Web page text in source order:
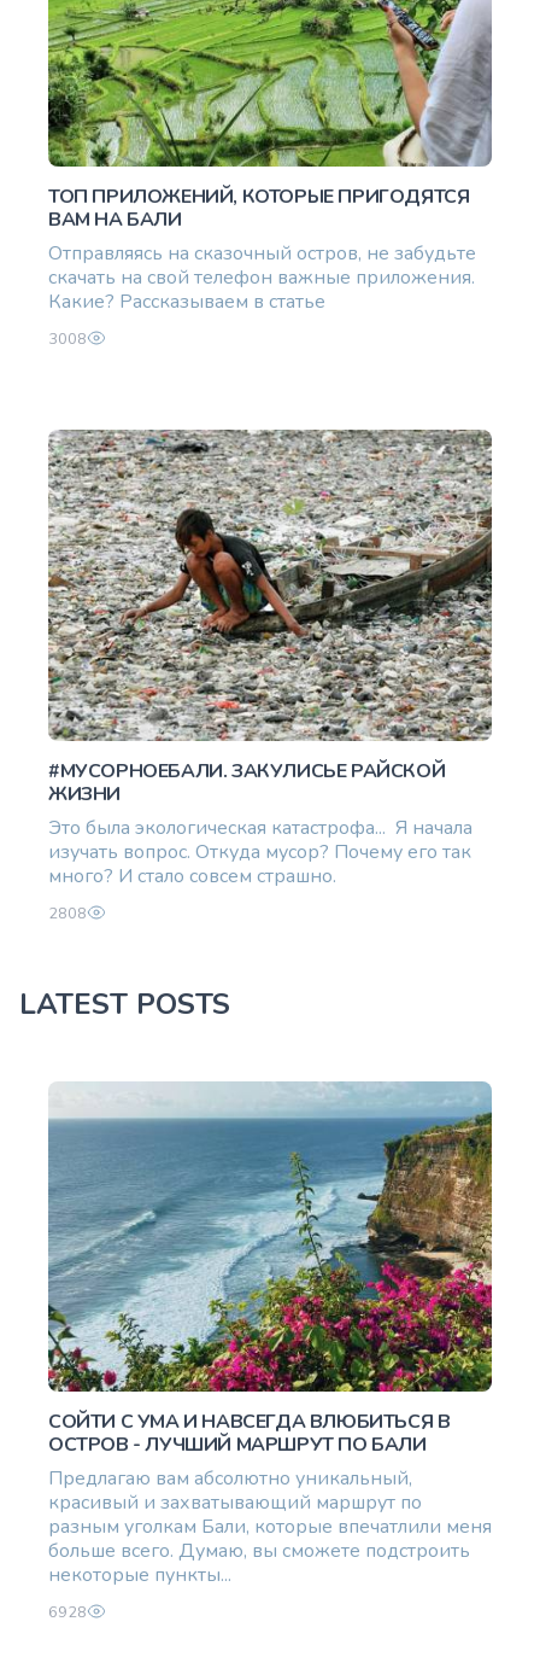
ТОП ПРИЛОЖЕНИЙ, КОТОРЫЕ ПРИГОДЯТСЯ
ВАМ НА БАЛИ
Отправляясь на сказочный остров, не забудьте
скачать на свой телефон важные приложения.
Какие? Рассказываем в статье
3008
#МУСОРНОЕБАЛИ. ЗАКУЛИСЬЕ РАЙСКОЙ
ЖИЗНИ
Это была экологическая катастрофа... Я начала
изучать вопрос. Откуда мусор? Почему его так
много? И стало совсем страшно.
2808
LATEST POSTS
СОЙТИ С УМА И НАВСЕГДА ВЛЮБИТЬСЯ В
ОСТРОВ - ЛУЧШИЙ МАРШРУТ ПО БАЛИ
Предлагаю вам абсолютно уникальный,
красивый и захватывающий маршрут по
разным уголкам Бали, которые впечатлили меня
больше всего. Думаю, вы сможете подстроить
некоторые пункты...
6928